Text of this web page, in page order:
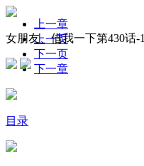
女朋友、借我一下第430话-1
上一章
上一页
下一页
下一章
目录